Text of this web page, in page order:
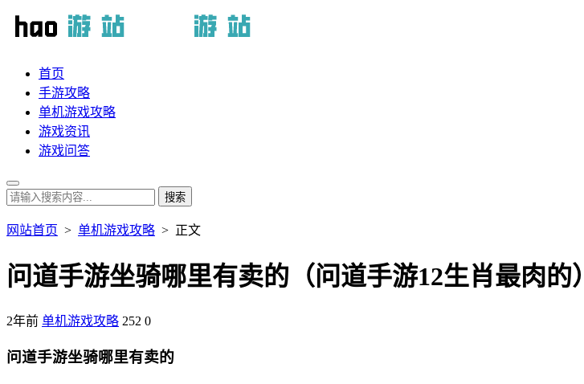
首页
手游攻略
单机游戏攻略
游戏资讯
游戏问答
网站首页 > 单机游戏攻略 > 正文
问道手游坐骑哪里有卖的（问道手游12生肖最肉的）
2年前 单机游戏攻略 252 0
问道手游坐骑哪里有卖的